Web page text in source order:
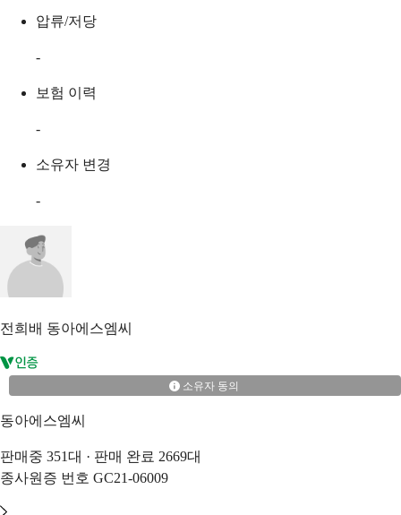
압류/저당
-
보험 이력
-
소유자 변경
-
전희배 동아에스엠씨
소유자 동의
동아에스엠씨
판매중 351대 · 판매 완료 2669대
종사원증 번호 GC21-06009